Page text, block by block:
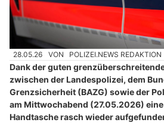
28.05.26 VON POLIZEI.NEWS REDAKTION
Dank der guten
zwischen der Landespolizei, dem
Grenzsicherheit (BAZG) sowie der
am Mittwochabend (27.05.2026)
Handtasche rasch wieder